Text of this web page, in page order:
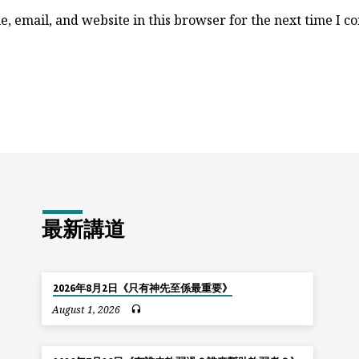
email, and website in this browser for the next time I
最新講道
2026年8月2日《只有神先至係最重要》
August 1, 2026